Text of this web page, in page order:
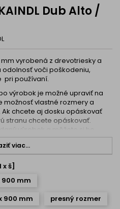
Dub Alto /
vyrobená z drevotriesky a
voči poškodeniu,
pri používaní.
výrobok je možné upraviť na
vlastné rozmery a
chcete aj dosku opáskovať
stranu chcete opáskovať.
výrobok a môžete si ho
vyhotovené na profesionálnej
na mieru je záväzná a
zmeniť ani zrušiť alebo
nie je možné platiť na dobierku
online platobnou kartou.
dosky polotovar a konce môžu
viac...
š]
900 mm
900 mm presný rozmer